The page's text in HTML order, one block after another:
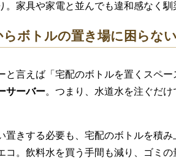
。家具や家電と並んでも違和感なく馴
らボトルの置き場に困らない
と言えば「宅配のボトルを置くスペ
サーバー。つまり、水道水を注ぐだ
置きする必要も、宅配のボトルを積
コ。飲料水を買う手間も減り、ゴミの